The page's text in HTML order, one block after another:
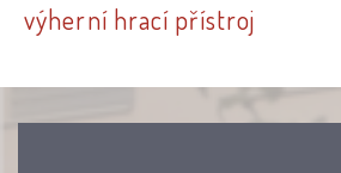
výherní hrací přístroj